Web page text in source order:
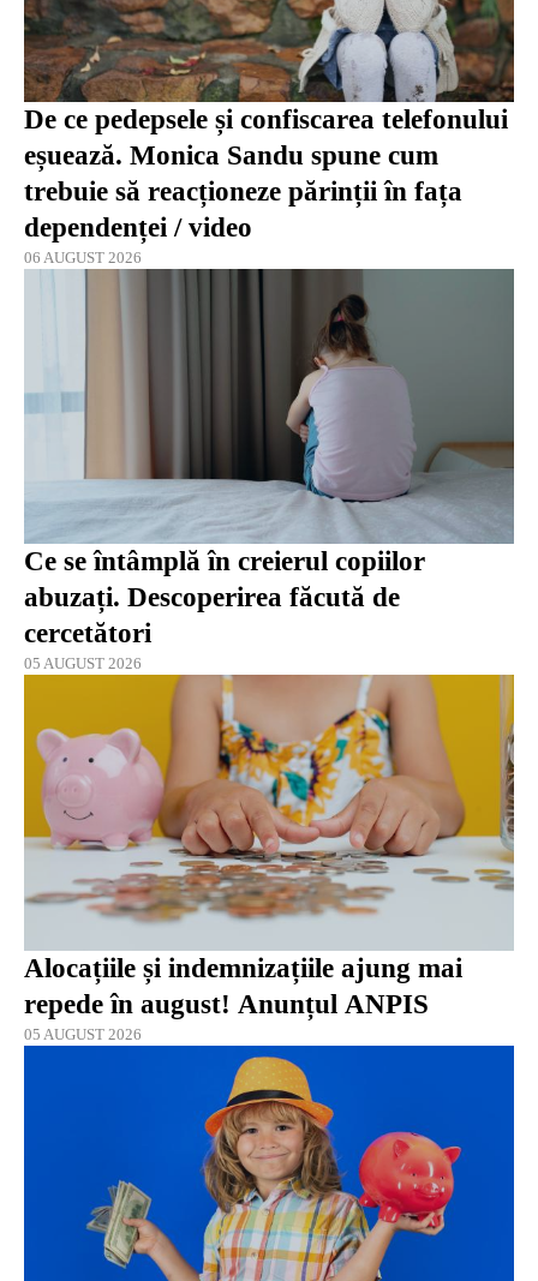
De ce pedepsele și confiscarea telefonului
eșuează. Monica Sandu spune cum
trebuie să reacționeze părinții în fața
dependenței / video
06 AUGUST 2026
Ce se întâmplă în creierul copiilor
abuzați. Descoperirea făcută de
cercetători
05 AUGUST 2026
Alocațiile și indemnizațiile ajung mai
repede în august! Anunțul ANPIS
05 AUGUST 2026